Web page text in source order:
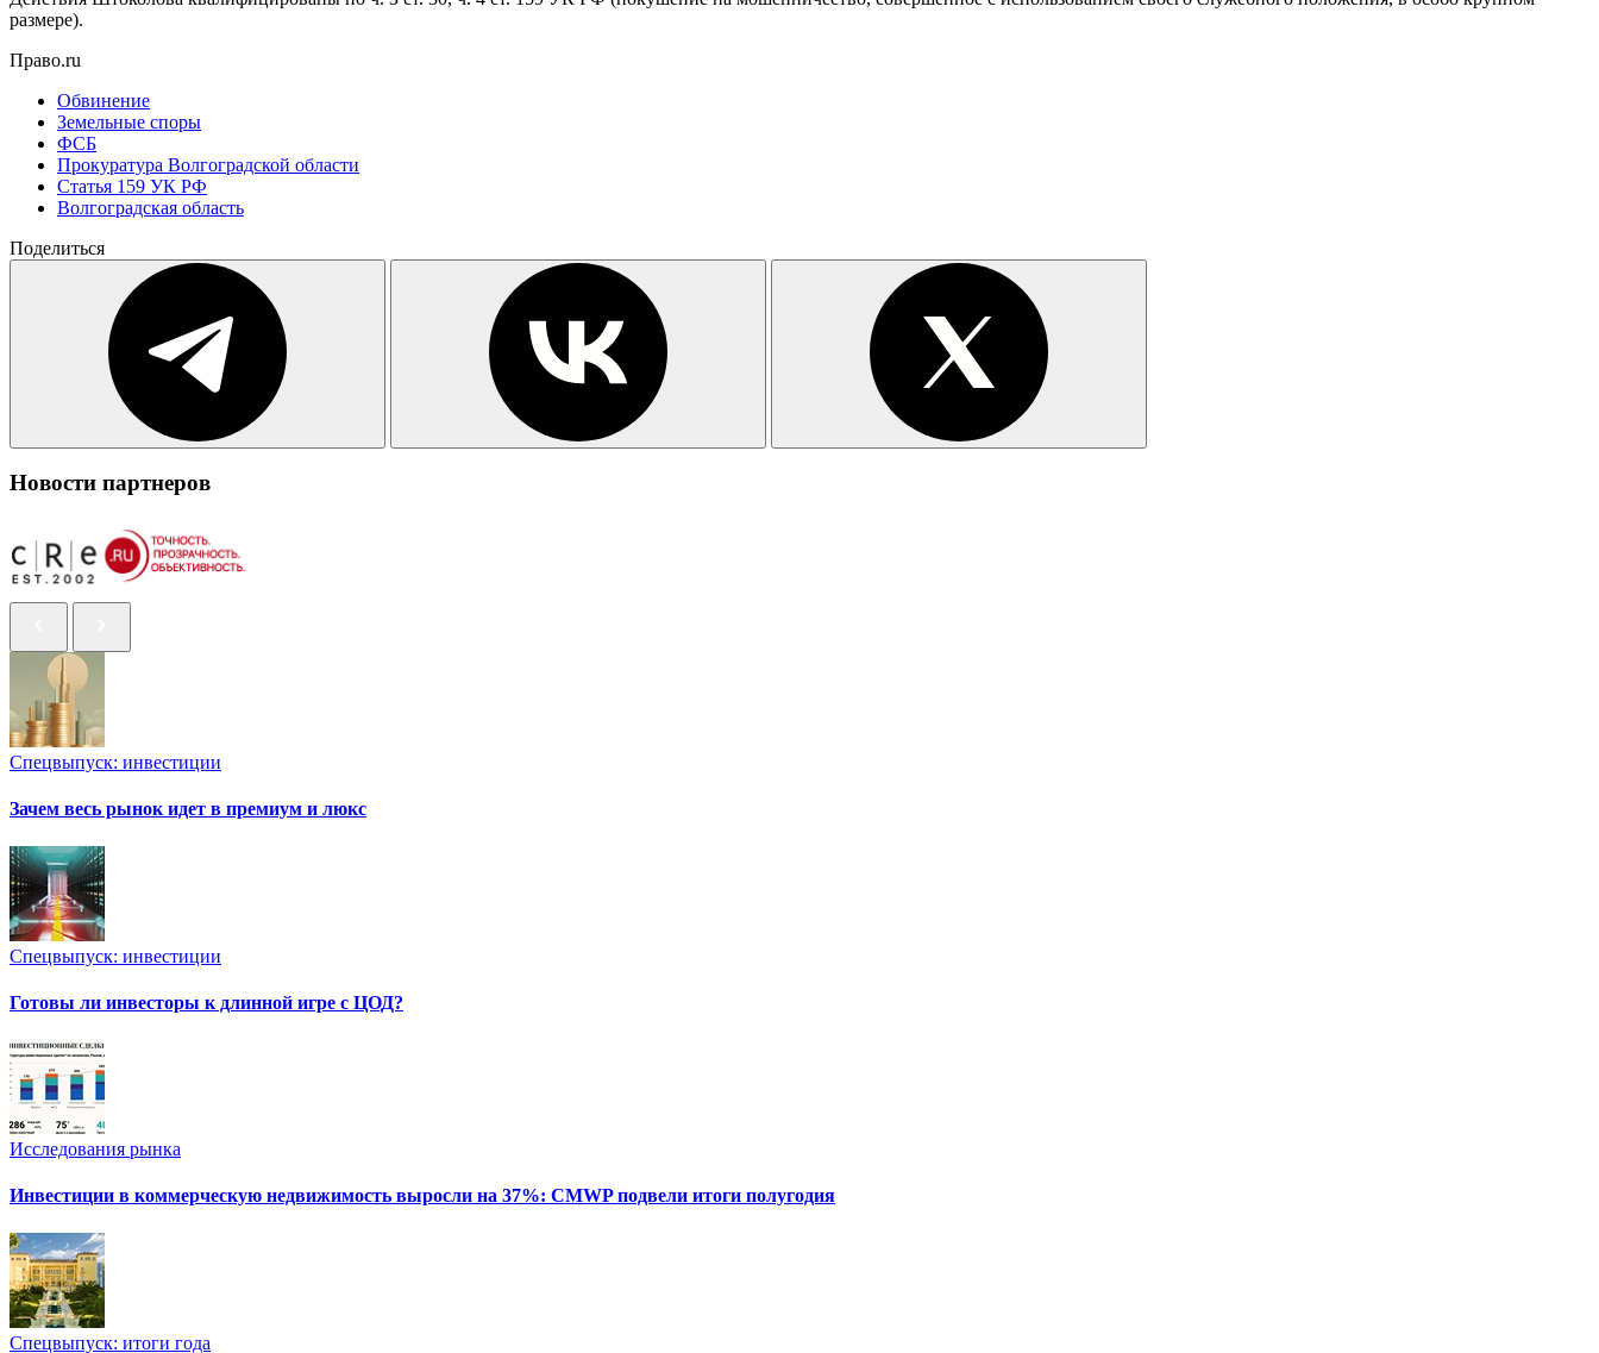
размере).
Право.ru
Обвинение
Земельные споры
ФСБ
Прокуратура Волгоградской области
Статья 159 УК РФ
Волгоградская область
Поделиться
Новости партнеров
Спецвыпуск: инвестиции
Зачем весь рынок идет в премиум и люкс
Спецвыпуск: инвестиции
Готовы ли инвесторы к длинной игре с ЦОД?
Исследования рынка
Инвестиции в коммерческую недвижимость выросли на 37%: CMWP подвели итоги полугодия
Спецвыпуск: итоги года